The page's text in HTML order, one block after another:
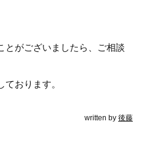
とがございましたら、ご相談
おります。
written by 後藤